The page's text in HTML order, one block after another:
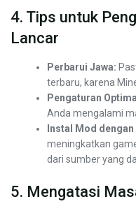
4. Tips untuk
Lancar
Perbarui Jawa:
terbaru, karena
Pengaturan
Anda mengalami
Instal Mod
meningkatkan
dari sumber yang
5. Mengatasi